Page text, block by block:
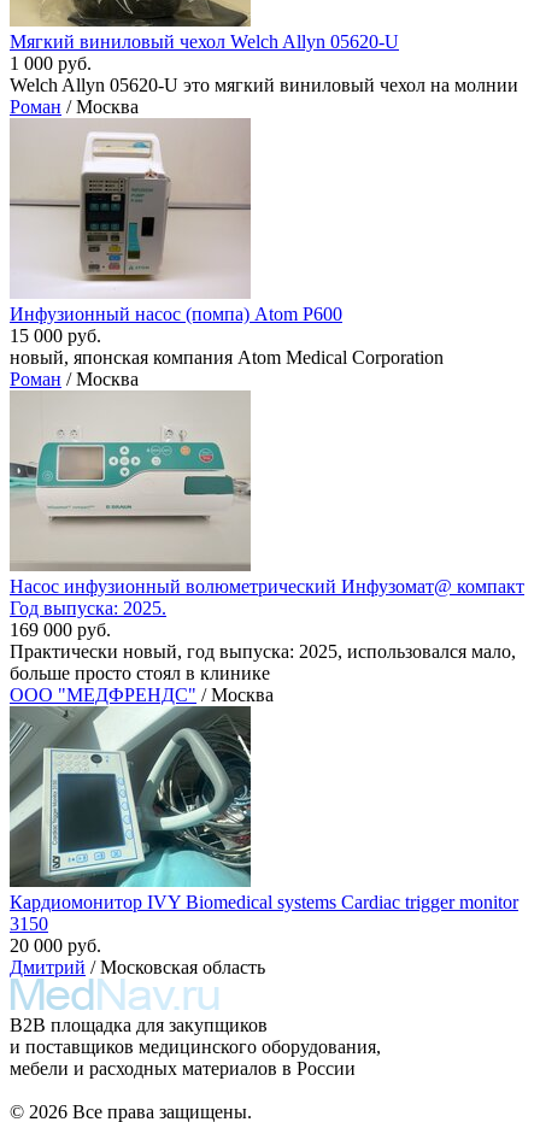
Мягкий виниловый чехол Welch Allyn 05620-U
1 000 руб.
Welch Allyn 05620-U это мягкий виниловый чехол на молнии
Роман / Москва
Инфузионный насос (помпа) Atom P600
15 000 руб.
новый, японская компания Atom Medical Corporation
Роман / Москва
Насос инфузионный волюметрический Инфузомат@ компакт
Год выпуска: 2025.
169 000 руб.
Практически новый, год выпуска: 2025, использовался мало,
больше просто стоял в клинике
ООО "МЕДФРЕНДС" / Москва
Кардиомонитор IVY Biomedical systems Cardiac trigger monitor
3150
20 000 руб.
Дмитрий / Московская область
B2B площадка для закупщиков
и поставщиков медицинского оборудования,
мебели и расходных материалов в России
© 2026 Все права защищены.